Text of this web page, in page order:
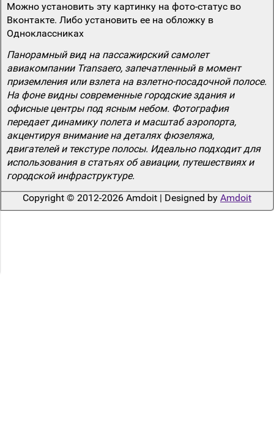
Можно установить эту картинку на фото-статус во
Вконтакте. Либо установить ее на обложку в
Одноклассниках
Панорамный вид на пассажирский самолет
авиакомпании Transaero, запечатленный в момент
приземления или взлета на взлетно-посадочной полосе.
На фоне видны современные городские здания и
офисные центры под ясным небом. Фотография
передает динамику полета и масштаб аэропорта,
акцентируя внимание на деталях фюзеляжа,
двигателей и текстуре полосы. Идеально подходит для
использования в статьях об авиации, путешествиях и
городской инфраструктуре.
Copyright © 2012-2026 Amdoit | Designed by Amdoit